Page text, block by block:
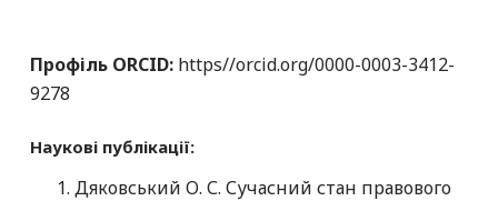
Профіль ORCID:https//orcid.org/0000-0003-3412-
9278
Наукові публікації:
Дяковський О. С. Сучасний стан правового